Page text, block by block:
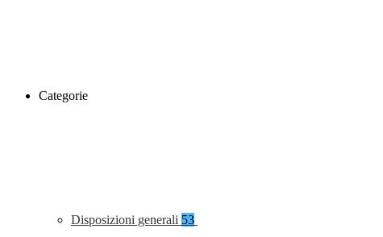
Categorie
Disposizioni generali 53